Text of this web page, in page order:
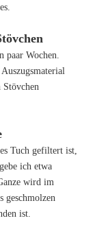
paar Wochen.
Tuch gefiltert ist,
ich etwa
wird im
geschmolzen
ist.